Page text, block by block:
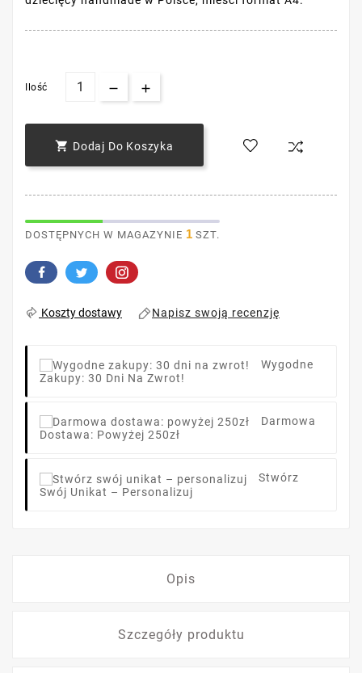
Ilość
 Dodaj Do Koszyka
DOSTĘPNYCH W MAGAZYNIE 1 SZT.
Koszty dostawy Napisz swoją recenzję
Wygodne
Zakupy: 30 Dni Na Zwrot!
Darmowa
Dostawa: Powyżej 250zł
Stwórz
Swój Unikat – Personalizuj
Opis
Szczegóły produktu